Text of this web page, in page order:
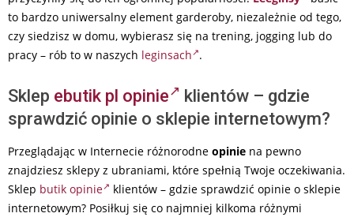
to bardzo uniwersalny element garderoby, niezależnie od tego,
czy siedzisz w domu, wybierasz się na trening, jogging lub do
pracy – rób to w naszych leginsach .
Sklep ebutik pl opinie
klientów – gdzie
sprawdzić opinie o sklepie internetowym?
Przeglądając w Internecie różnorodne opinie na pewno
znajdziesz sklepy z ubraniami, które spełnią Twoje oczekiwania.
Sklep butik opinie
klientów – gdzie sprawdzić opinie o sklepie
internetowym? Posiłkuj się co najmniej kilkoma różnymi